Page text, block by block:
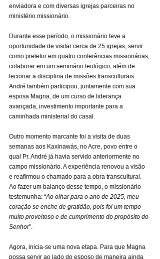
enviadora e com diversas igrejas parceiras no
ministério missionário.
Durante esse período, o missionário teve a
oportunidade de visitar cerca de 25 igrejas, servir
como preletor em quatro conferências missionárias,
colaborar em um seminário teológico, além de
lecionar a disciplina de missões transculturais.
André também participou, juntamente com sua
esposa Magna, de um curso de liderança
avançada, investimento importante para a
caminhada ministerial do casal.
Outro momento marcante foi a visita de duas
semanas aos Kaxinawás, no Acre, povo entre o
qual Pr. André já havia servido anteriormente no
campo missionário. A experiência renovou a visão
e reafirmou o chamado para a obra transcultural.
Ao fazer um balanço desse tempo, o missionário
testemunha: “Ao olhar para o ano de 2025, meu
coração se enche de gratidão, pois foi um tempo
muito proveitoso e de cumprimento do propósito do
Senhor”.
Agora, inicia-se uma nova etapa. Para que Magna
possa servir ao lado do esposo de maneira ainda